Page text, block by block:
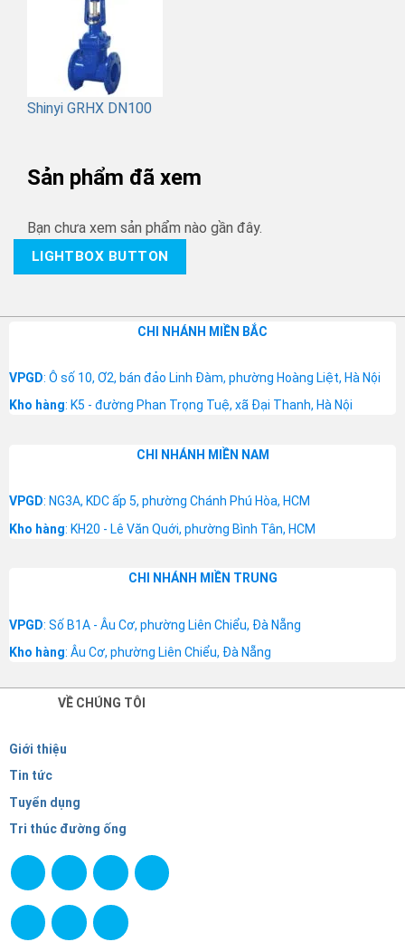
Shinyi GRHX DN100
Sản phẩm đã xem
Bạn chưa xem sản phẩm nào gần đây.
LIGHTBOX BUTTON
CHI NHÁNH MIỀN BẮC
VPGD: Ô số 10, Ơ2, bán đảo Linh Đàm, phường Hoàng Liệt, Hà Nội
Kho hàng: K5 - đường Phan Trọng Tuệ, xã Đại Thanh, Hà Nội
CHI NHÁNH MIỀN NAM
VPGD: NG3A, KDC ấp 5, phường Chánh Phú Hòa, HCM
Kho hàng: KH20 - Lê Văn Quới, phường Bình Tân, HCM
CHI NHÁNH MIỀN TRUNG
VPGD: Số B1A - Âu Cơ, phường Liên Chiểu, Đà Nẵng
Kho hàng: Âu Cơ, phường Liên Chiểu, Đà Nẵng
VỀ CHÚNG TÔI
Giới thiệu
Tin tức
Tuyển dụng
Tri thúc đường ống